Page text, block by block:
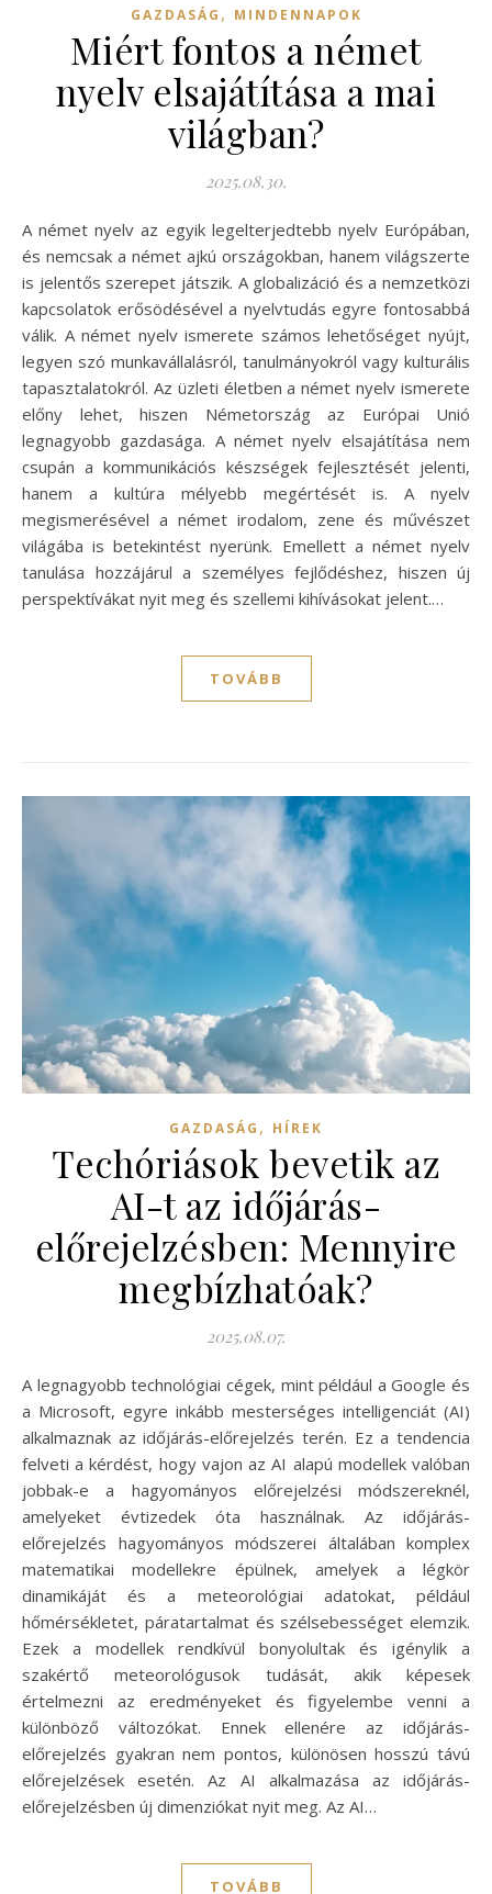
GAZDASÁG , MINDENNAPOK
Miért fontos a német
nyelv elsajátítása a mai
világban?
2025.08.30.
A német nyelv az egyik legelterjedtebb nyelv Európában,
és nemcsak a német ajkú országokban, hanem világszerte
is jelentős szerepet játszik. A globalizáció és a nemzetközi
kapcsolatok erősödésével a nyelvtudás egyre fontosabbá
válik. A német nyelv ismerete számos lehetőséget nyújt,
legyen szó munkavállalásról, tanulmányokról vagy kulturális
tapasztalatokról. Az üzleti életben a német nyelv ismerete
előny lehet, hiszen Németország az Európai Unió
legnagyobb gazdasága. A német nyelv elsajátítása nem
csupán a kommunikációs készségek fejlesztését jelenti,
hanem a kultúra mélyebb megértését is. A nyelv
megismerésével a német irodalom, zene és művészet
világába is betekintést nyerünk. Emellett a német nyelv
tanulása hozzájárul a személyes fejlődéshez, hiszen új
perspektívákat nyit meg és szellemi kihívásokat jelent.…
TOVÁBB
GAZDASÁG , HÍREK
Techóriások bevetik az
AI-t az időjárás-
előrejelzésben: Mennyire
megbízhatóak?
2025.08.07.
A legnagyobb technológiai cégek, mint például a Google és
a Microsoft, egyre inkább mesterséges intelligenciát (AI)
alkalmaznak az időjárás-előrejelzés terén. Ez a tendencia
felveti a kérdést, hogy vajon az AI alapú modellek valóban
jobbak-e a hagyományos előrejelzési módszereknél,
amelyeket évtizedek óta használnak. Az időjárás-
előrejelzés hagyományos módszerei általában komplex
matematikai modellekre épülnek, amelyek a légkör
dinamikáját és a meteorológiai adatokat, például
hőmérsékletet, páratartalmat és szélsebességet elemzik.
Ezek a modellek rendkívül bonyolultak és igénylik a
szakértő meteorológusok tudását, akik képesek
értelmezni az eredményeket és figyelembe venni a
különböző változókat. Ennek ellenére az időjárás-
előrejelzés gyakran nem pontos, különösen hosszú távú
előrejelzések esetén. Az AI alkalmazása az időjárás-
előrejelzésben új dimenziókat nyit meg. Az AI…
TOVÁBB